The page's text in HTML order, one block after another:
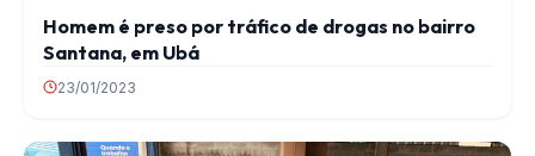
Homem é preso por tráfico de drogas no bairro
Santana, em Ubá
23/01/2023